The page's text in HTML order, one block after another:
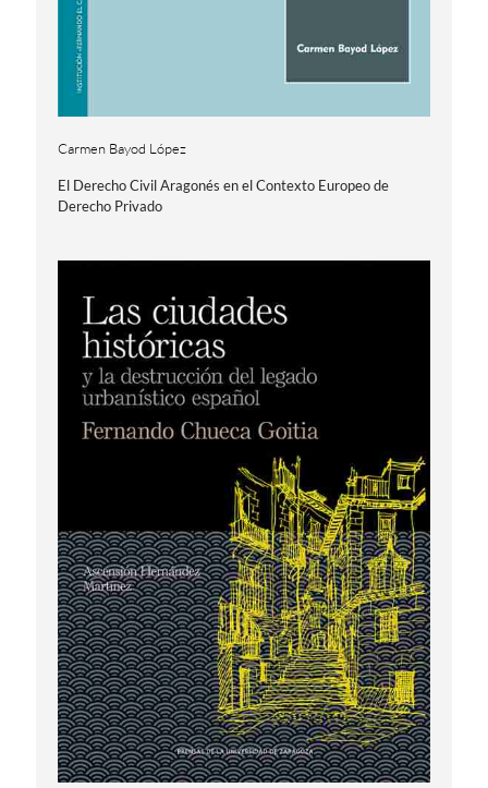
Carmen Bayod López
El Derecho Civil Aragonés en el Contexto Europeo de
Derecho Privado